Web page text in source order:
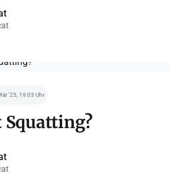
'25, 19:03 Uhr
Squatting?